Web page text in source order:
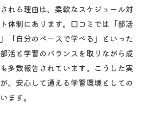
れる理由は、柔軟なスケジュール対
体制にあります。口コミでは「部活
「自分のペースで学べる」といった
活と学習のバランスを取りながら成
多数報告されています。こうした実
、安心して通える学習環境としての
ます。